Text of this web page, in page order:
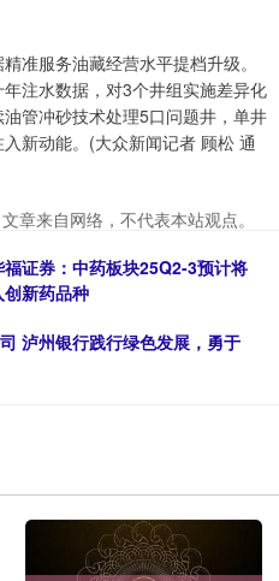
准服务油藏经营水平提档升级。
注水数据，对3个井组实施差异化
管冲砂技术处理5口问题井，单井
新动能。(大众新闻记者 顾松 通
章来自网络，不代表本站观点。
证券：中药板块25Q2-3预计将
新药品种
泸州银行践行绿色发展，勇于